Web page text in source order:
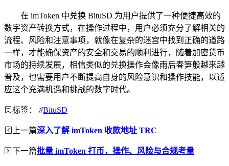
在 imToken 中兑换 BituSD 为用户提供了一种便捷高效的
数字资产转换方式，在操作过程中，用户必须充分了解相关的
流程、风险和注意事项，就像在复杂的迷宫中找到正确的道路
一样，才能确保资产的安全和交易的顺利进行，随着加密货币
市场的持续发展，相信类似的兑换操作会像雨后春笋般越来越
普及，也需要用户不断提高自身的风险意识和操作技能，以适
应这个充满机遇和挑战的数字时代。
标签： #BituSD
上一篇深入了解 imToken 收款地址 TRC
下一篇批量 imToken 打币，操作、风险与合规考量